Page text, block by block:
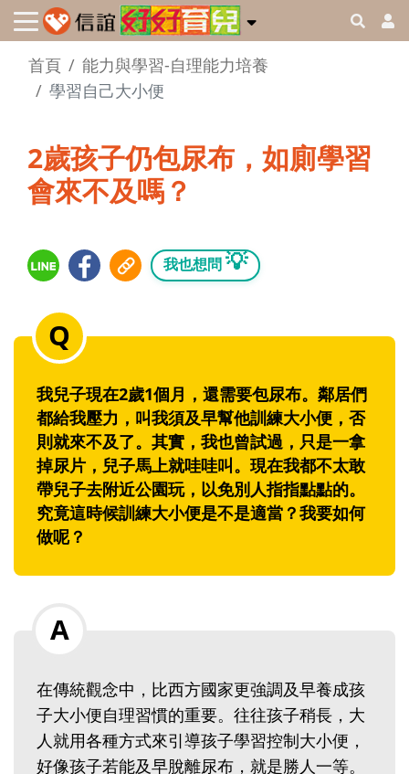
首頁
能力與學習-自理能力培養
學習自己大小便
2歲孩子仍包尿布，如廁學習
會來不及嗎？
我也想問 💡
我兒子現在2歲1個月，還需要包尿布。鄰居們
都給我壓力，叫我須及早幫他訓練大小便，否
則就來不及了。其實，我也曾試過，只是一拿
掉尿片，兒子馬上就哇哇叫。現在我都不太敢
帶兒子去附近公園玩，以免別人指指點點的。
究竟這時候訓練大小便是不是適當？我要如何
做呢？
在傳統觀念中，比西方國家更強調及早養成孩
子大小便自理習慣的重要。往往孩子稍長，大
人就用各種方式來引導孩子學習控制大小便，
好像孩子若能及早脫離尿布，就是勝人一等。